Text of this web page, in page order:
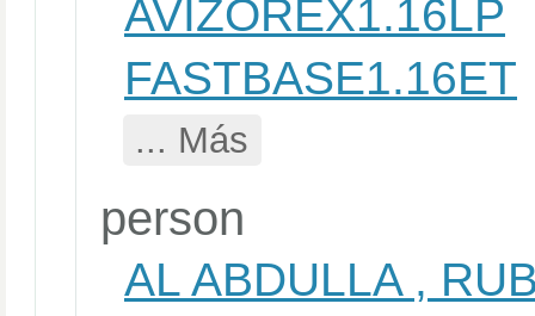
AVIZOREX1.16LP
FASTBASE1.16ET
... Más
person
AL ABDULLA ,